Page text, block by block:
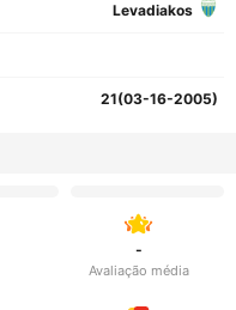
Levadiakos
21(03-16-2005)
-
Avaliação média